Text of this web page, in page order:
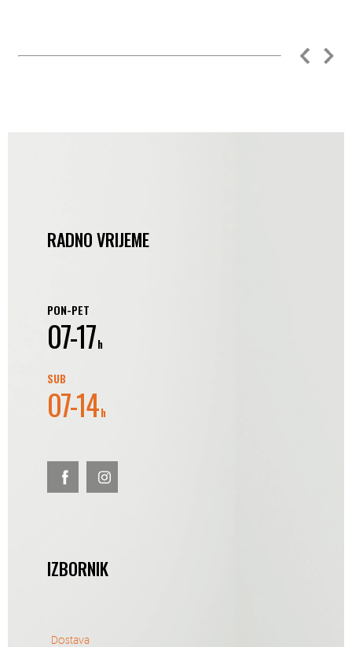
RADNO VRIJEME
PON-PET
07-17h
SUB
07-14h
IZBORNIK
Dostava